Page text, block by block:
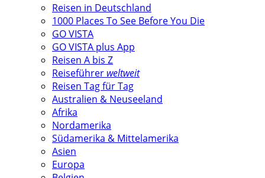
Reisen in Deutschland
1000 Places To See Before You Die
GO VISTA
GO VISTA plus App
Reisen A bis Z
Reiseführer weltweit
Reisen Tag für Tag
Australien & Neuseeland
Afrika
Nordamerika
Südamerika & Mittelamerika
Asien
Europa